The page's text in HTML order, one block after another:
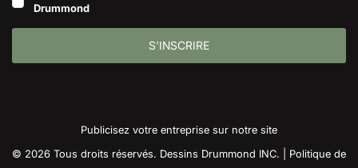
Drummond
S'INSCRIRE
Publicisez votre entreprise sur notre site
© 2026 Tous droits réservés. Dessins Drummond INC. | Politique de